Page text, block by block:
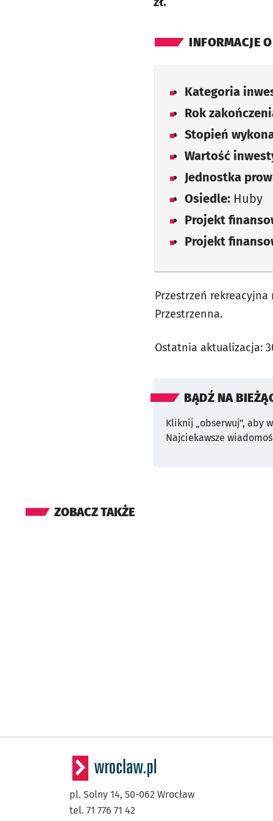
INFORMACJE
Kategoria
Rok
Stopień
Wartość
Jednostka
Osiedle: Huby
Projekt
Projekt
Przestrzeń rekreacyjna
Przestrzenna.
Ostatnia aktualizacja:
BĄDŹ NA
Kliknij „obserwuj”, aby
Najciekawsze
ZOBACZ TAKŻE
pl. Solny 14, 50-062 Wrocław
tel. 71 776 71 42